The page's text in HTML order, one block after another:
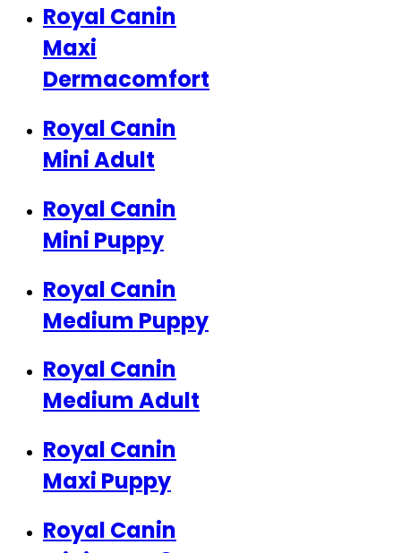
Royal Canin
Maxi
Dermacomfort
Royal Canin
Mini Adult
Royal Canin
Mini Puppy
Royal Canin
Medium Puppy
Royal Canin
Medium Adult
Royal Canin
Maxi Puppy
Royal Canin